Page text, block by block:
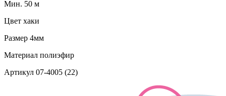
Мин. 50 м
Цвет хаки
Размер 4мм
Материал полиэфир
Артикул 07-4005 (22)